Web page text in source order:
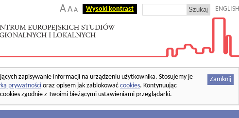
AA A Wysoki kontrast ENGLISH
Zamknij
zapisywanie informacji na urządzeniu użytkownika. Stosujemy je
prywatności oraz opisem jak zablokować cookies. Kontynuując
zgodnie z Twoimi bieżącymi ustawieniami przeglądarki.